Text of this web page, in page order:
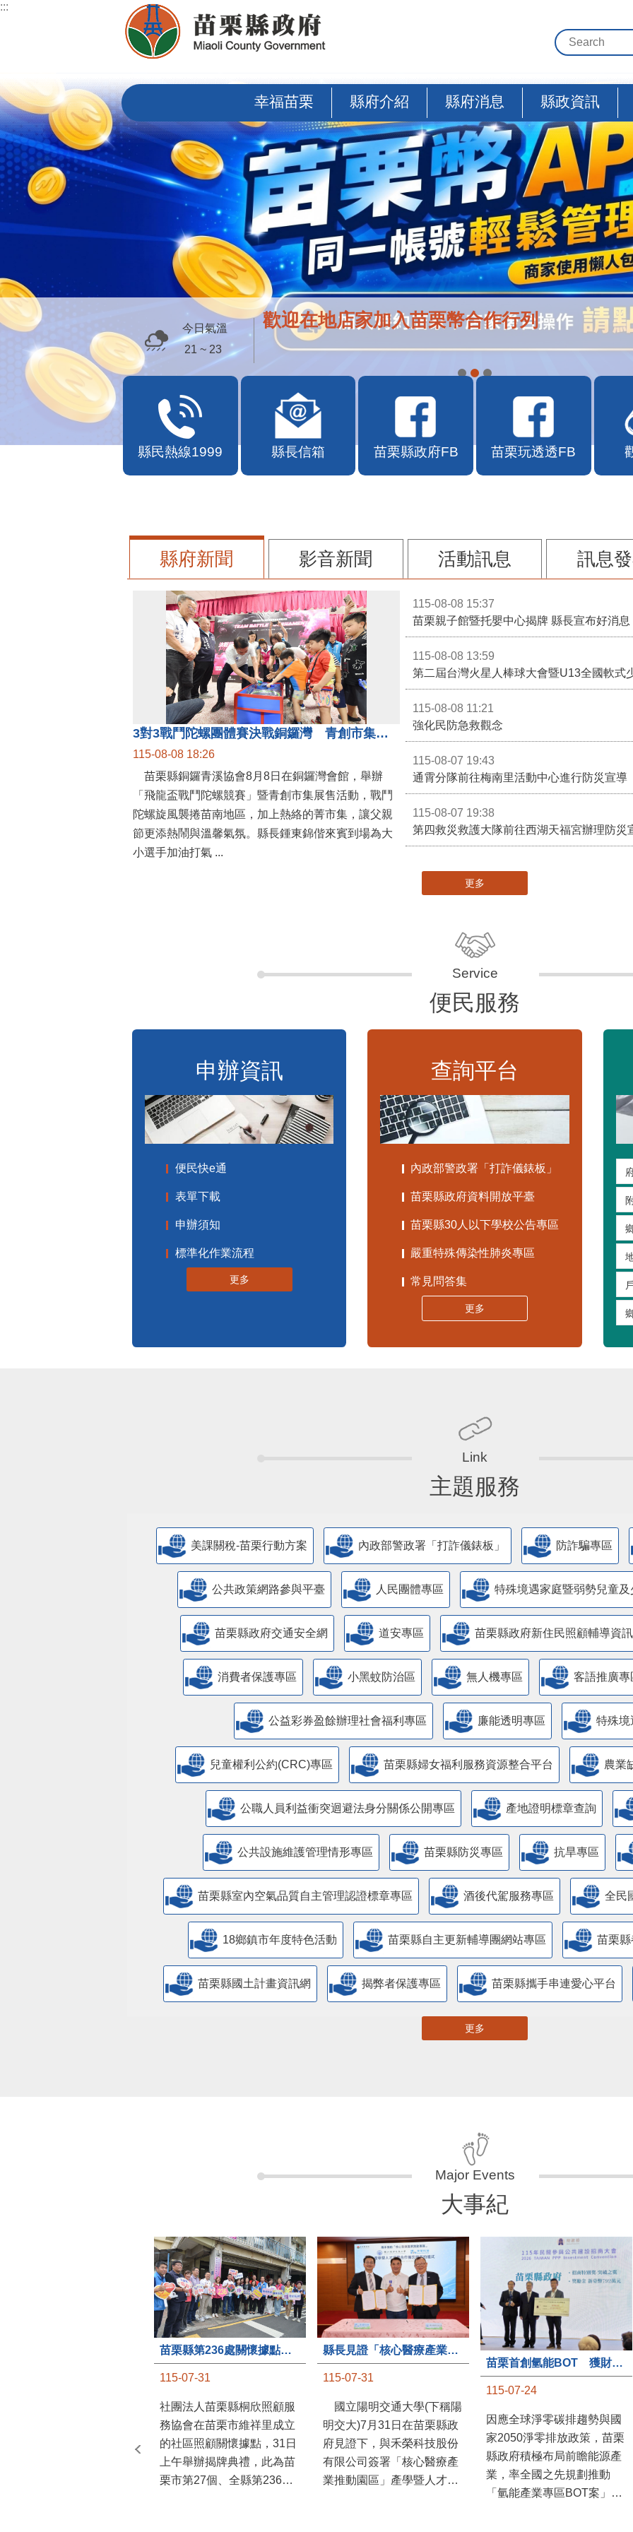
跳到主要內容區塊
:::
幸福苗栗 縣府介紹 縣府消息 縣政資訊
歡迎在地店家加入苗栗幣合作行列
今日氣溫
21 ~ 23
縣民熱線1999 縣長信箱 苗栗縣政府FB 苗栗玩透透FB
縣府新聞 影音新聞 活動訊息 訊息
3對3戰鬥陀螺團體賽決戰銅鑼灣 青創市集展售為父親節增添繽紛
115-08-08 18:26
苗栗縣銅鑼青溪協會8月8日在銅鑼灣會館，舉辦
「飛龍盃戰鬥陀螺競賽」暨青創市集展售活動，戰鬥
陀螺旋風襲捲苗南地區，加上熱絡的菁市集，讓父親
節更添熱鬧與溫馨氣氛。縣長鍾東錦偕來賓到場為大
小選手加油打氣 ...
115-08-08 15:37
苗栗親子館暨托嬰中心揭牌 縣長宣布好消
115-08-08 13:59
第二屆台灣火星人棒球大會暨U13全國軟式
115-08-08 11:21
強化民防急救觀念
115-08-07 19:43
通霄分隊前往梅南里活動中心進行防災宣導
115-08-07 19:38
第四救災救護大隊前往西湖天福宮辦理防災
更多
便民服務
申辦資訊
便民快e通
表單下載
申辦須知
標準化作業流程
更多
查詢平台
內政部警政署「打詐儀錶板」
苗栗縣政府資料開放平臺
苗栗縣30人以下學校公告專區
嚴重特殊傳染性肺炎專區
常見問答集
更多
主題服務
美課關稅-苗栗行動方案 內政部警政署「打詐儀錶板」 防詐騙專區
公共政策網路參與平臺 人民團體專區 特殊境遇家庭暨弱勢兒童
苗栗縣政府交通安全網 道安專區 苗栗縣政府新住民照顧輔導資
消費者保護專區 小黑蚊防治區 無人機專區 客語推廣專
公益彩券盈餘辦理社會福利專區 廉能透明專區 特殊境
兒童權利公約(CRC)專區 苗栗縣婦女福利服務資源整合平台 農業
公職人員利益衝突迴避法身分關係公開專區 產地證明標章查詢
​公共設施維護管理情形專區 苗栗縣防災專區 抗旱專區
苗栗縣室內空氣品質自主管理認證標章專區 酒後代駕服務專區 全民
18鄉鎮市年度特色活動 苗栗縣自主更新輔導團網站專區 苗栗
苗栗縣國土計畫資訊網 揭弊者保護專區 苗栗縣攜手串連愛心平台
更多
大事紀
苗栗縣第236處關懷據點在苗栗市維祥里揭牌
115-07-31
社團法人苗栗縣桐欣照顧服
務協會在苗栗市維祥里成立
的社區照顧關懷據點，31日
上午舉辦揭牌典禮，此為苗
栗市第27個、全縣第236處
縣長見證「核心醫療產業推動園區」產學合作簽約儀式
115-07-31
國立陽明交通大學(下稱陽
明交大)7月31日在苗栗縣政
府見證下，與禾榮科技股份
有限公司簽署「核心醫療產
業推動園區」產學暨人才培
苗栗首創氫能BOT 獲財政部「突破之翼」肯定
115-07-24
因應全球淨零碳排趨勢與國
家2050淨零排放政策，苗栗
縣政府積極布局前瞻能源產
業，率全國之先規劃推動
「氫能產業專區BOT案」，